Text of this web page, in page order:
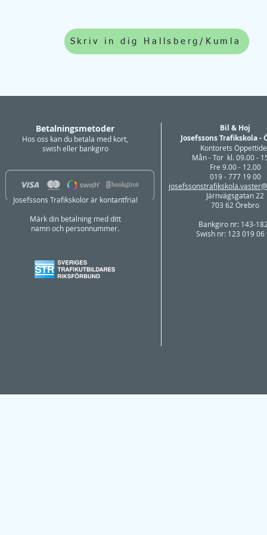
Skriv in dig Hallsberg/Kumla
Betalningsmetoder
Hos oss kan du betala med kort,
swish eller bankgiro
Josefssons Trafikskolor är kontantfria!
Märk din betalning med ditt
namn och personnummer.
Bil & Hoj
Josefssons Trafikskola -
Kontorets
Mån - Tor kl. 09.00 -
Fre 9.00 - 12.00
019 - 777 19 00
Järnvägsgatan 22
703 62 Örebro
Bankgiro nr: 143-
Swish nr: 123 019 06